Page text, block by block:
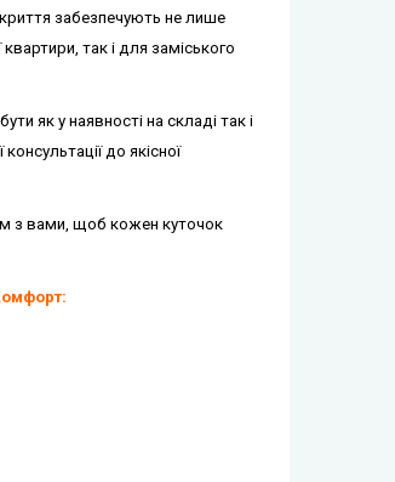
забезпечують не лише
так і для заміського
як у наявності на складі так і
до якісної
з вами, щоб кожен куточок